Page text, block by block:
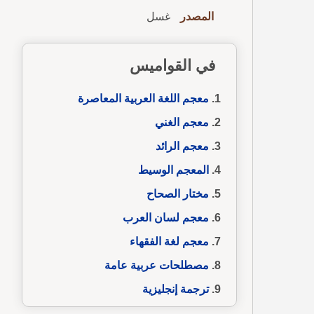
المصدر غسل
في القواميس
معجم اللغة العربية المعاصرة
معجم الغني
معجم الرائد
المعجم الوسيط
مختار الصحاح
معجم لسان العرب
معجم لغة الفقهاء
مصطلحات عربية عامة
ترجمة إنجليزية